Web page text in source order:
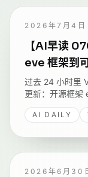
2026年7月4日
【AI早读
eve 框架到
过去 24 小时里
更新：开源框架
师 Andrew Qu
解 - Vercel 正
AI DAILY
2026年6月30